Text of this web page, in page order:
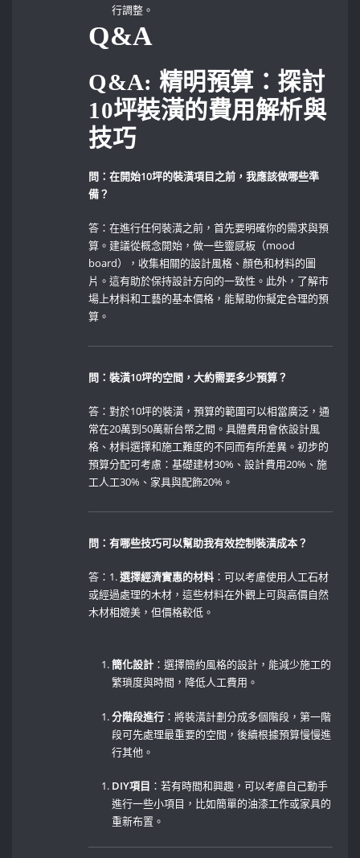
行調整。
Q&A
Q&A:⁢ 精明預算：探討
10坪裝潢的費用解析與
技巧
問：在開始10坪的裝潢項目之前，我應該做哪些準
備？
答：在進行任何裝潢之前，首先要明確你的需求與預
算。建議從概念開始，做一些靈感板（mood
board），收集相關的設計風格、顏色和材料的圖
片。這有助於保持設計方向的一致性。此外，了解市
場上材料和工藝的基本價格，能幫助你擬定合理的預
算。
問：裝潢10坪的空間，大約需要多少預算？
答：對於10坪的裝潢，預算的範圍可以相當廣泛，通
常在20萬到50萬新台幣之間。具體費用會依設計風
格、材料選擇和施工難度的不同而有所差異。初步的
預算分配可考慮：基礎建材30%、設計費用20%、施
工人工30%、家具與配飾20%。
問：有哪些技巧可以幫助我有效控制裝潢成本？
答：1.選擇經濟實惠的材料 ：可以考慮使用人工石材
或經過處理的木材，這些材料在外觀上可與高價自然
木材相媲美，但價格較低。
簡化設計 ：選擇簡約風格的設計，能減少施工的
繁瑣度與時間，降低人工費用。
分階段進行 ：將裝潢計劃分成多個階段，第一階
段可先處理最重要的空間，後續根據預算慢慢進
行其他。
DIY項目 ：若有時間和興趣，可以考慮自己動手
進行一些小項目，比如簡單的油漆工作或家具的
重新布置。